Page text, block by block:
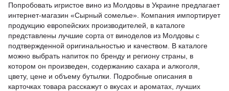
Попробовать игристое вино из Молдовы в Украине предлагает
интернет-магазин «Сырный сомелье». Компания импортирует
продукцию европейских производителей, в каталоге
представлены лучшие сорта от виноделов из Молдовы с
подтвержденной оригинальностью и качеством. В каталоге
можно выбрать напиток по бренду и региону страны, в
котором он произведен, содержанию сахара и алкоголя,
цвету, цене и объему бутылки. Подробные описания в
карточках товара расскажут о вкусах и ароматах, лучших